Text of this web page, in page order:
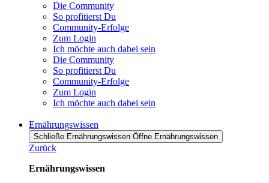
Die Community
So profitierst Du
Community-Erfolge
Zum Login
Ich möchte auch dabei sein
Die Community
So profitierst Du
Community-Erfolge
Zum Login
Ich möchte auch dabei sein
Ernährungswissen
Schließe Ernährungswissen Öffne Ernährungswissen
Zurück
Ernährungswissen